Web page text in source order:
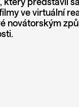
který představil
ve virtuální
novátorským